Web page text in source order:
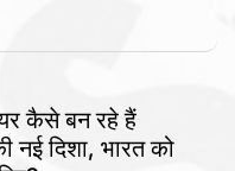
कैसे बन रहे हैं
नई दिशा, भारत को